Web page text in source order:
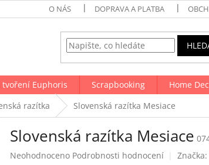
O NÁS DOPRAVA A PLATBA
tvoření Euphoris Scrapbooking Home
razítka Slovenská razítka Mesiace
Slovenská razítka Mesiace
Průměrné
Neohodnoceno Podrobnosti hodnocení Značka: